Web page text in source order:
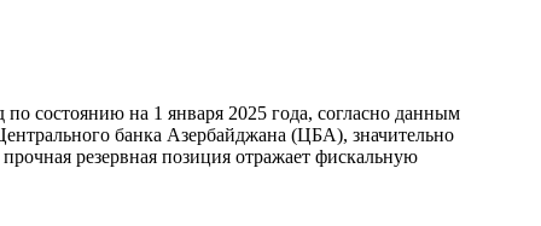
состоянию на 1 января 2025 года, согласно данным
банка Азербайджана (ЦБА), значительно
резервная позиция отражает фискальную